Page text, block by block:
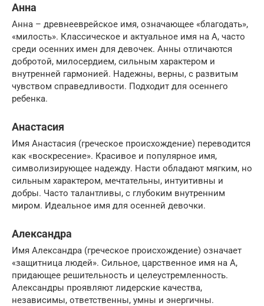
Анна
Анна – древнееврейское имя, означающее «благодать»,
«милость». Классическое и актуальное имя на А, часто
среди осенних имен для девочек. Анны отличаются
добротой, милосердием, сильным характером и
внутренней гармонией. Надежны, верны, с развитым
чувством справедливости. Подходит для осеннего
ребенка.
Анастасия
Имя Анастасия (греческое происхождение) переводится
как «воскресение». Красивое и популярное имя,
символизирующее надежду. Насти обладают мягким, но
сильным характером, мечтательны, интуитивны и
добры. Часто талантливы, с глубоким внутренним
миром. Идеальное имя для осенней девочки.
Александра
Имя Александра (греческое происхождение) означает
«защитница людей». Сильное, царственное имя на А,
придающее решительность и целеустремленность.
Александры проявляют лидерские качества,
независимы, ответственны, умны и энергичны.